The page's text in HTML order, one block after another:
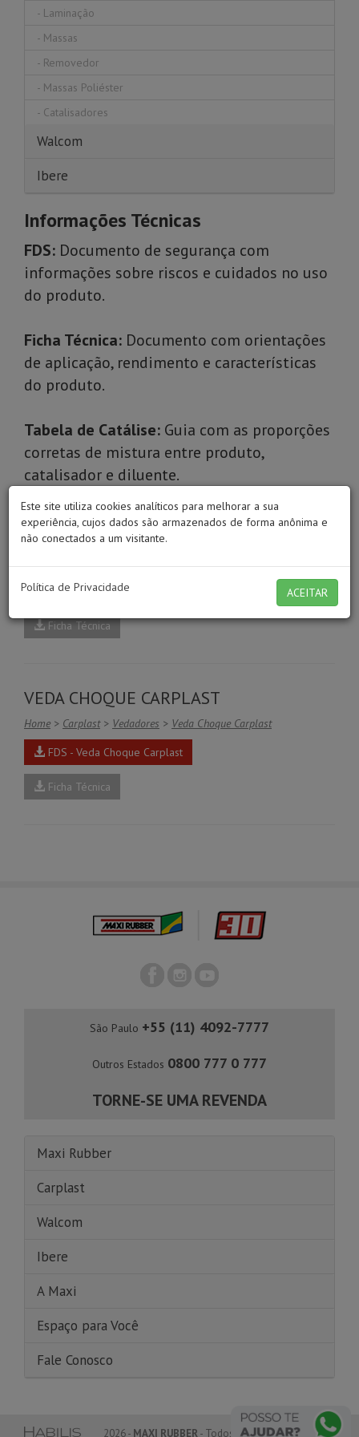
- Laminação
- Massas
- Removedor
- Massas Poliéster
- Catalisadores
Walcom
Ibere
Informações Técnicas
FDS: Documento de segurança com
informações sobre riscos e cuidados no uso
do produto.
Ficha Técnica: Documento com orientações
de aplicação, rendimento e características
do produto.
Tabela de Catálise: Guia com as proporções
corretas de mistura entre produto,
catalisador e diluente.
MASSA DE CALAFETAR
FDS - Massa de Calafetar
Ficha Técnica
VEDA CHOQUE CARPLAST
Home > Carplast > Vedadores > Veda Choque Carplast
FDS - Veda Choque Carplast
Ficha Técnica
São Paulo +55 (11) 4092-7777
Outros Estados 0800 777 0 777
TORNE-SE UMA REVENDA
Maxi Rubber
Carplast
Walcom
Ibere
A Maxi
Espaço para Você
Fale Conosco
2026 - MAXI RUBBER- Todos os direitos
Este site utiliza cookies analíticos para melhorar a sua
experiência, cujos dados são armazenados de forma anônima e
não conectados a um visitante.
Política de Privacidade ACEITAR